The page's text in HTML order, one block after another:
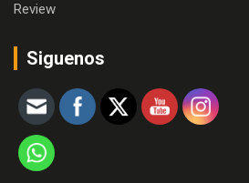
Review
Siguenos